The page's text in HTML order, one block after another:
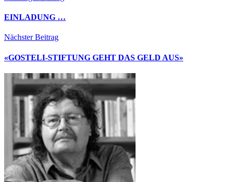
EINLADUNG …
Nächster Beitrag
«GOSTELI-STIFTUNG GEHT DAS GELD AUS»